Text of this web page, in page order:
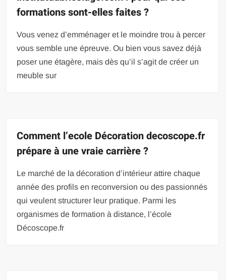
formations sont-elles faites ?
Vous venez d’emménager et le moindre trou à percer
vous semble une épreuve. Ou bien vous savez déjà
poser une étagère, mais dès qu’il s’agit de créer un
meuble sur
Comment l’ecole Décoration decoscope.fr
prépare à une vraie carrière ?
Le marché de la décoration d’intérieur attire chaque
année des profils en reconversion ou des passionnés
qui veulent structurer leur pratique. Parmi les
organismes de formation à distance, l’école
Décoscope.fr